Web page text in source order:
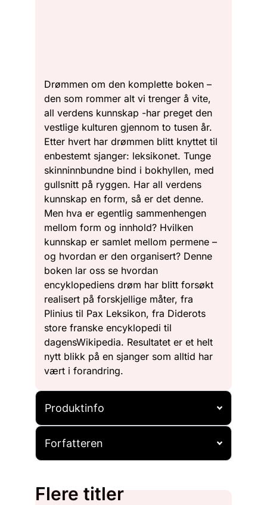
Drømmen om den komplette boken –
den som rommer alt vi trenger å vite,
all verdens kunnskap -har preget den
vestlige kulturen gjennom to tusen år.
Etter hvert har drømmen blitt knyttet til
enbestemt sjanger: leksikonet. Tunge
skinninnbundne bind i bokhyllen, med
gullsnitt på ryggen. Har all verdens
kunnskap en form, så er det denne.
Men hva er egentlig sammenhengen
mellom form og innhold? Hvilken
kunnskap er samlet mellom permene –
og hvordan er den organisert? Denne
boken lar oss se hvordan
encyklopediens drøm har blitt forsøkt
realisert på forskjellige måter, fra
Plinius til Pax Leksikon, fra Diderots
store franske encyklopedi til
dagensWikipedia. Resultatet er et helt
nytt blikk på en sjanger som alltid har
vært i forandring.
Produktinfo
Forfatteren
Flere titler